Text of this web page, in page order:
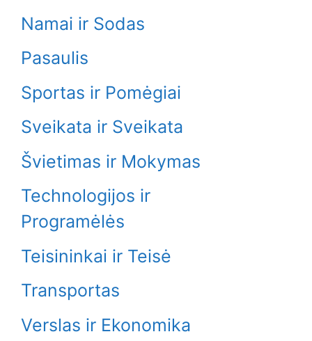
Namai ir Sodas
Pasaulis
Sportas ir Pomėgiai
Sveikata ir Sveikata
Švietimas ir Mokymas
Technologijos ir
Programėlės
Teisininkai ir Teisė
Transportas
Verslas ir Ekonomika